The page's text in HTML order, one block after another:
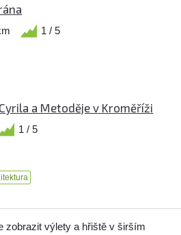
1 / 5
a Metoděje v Kroměříži
1 / 5
zobrazit výlety a hřiště v širším